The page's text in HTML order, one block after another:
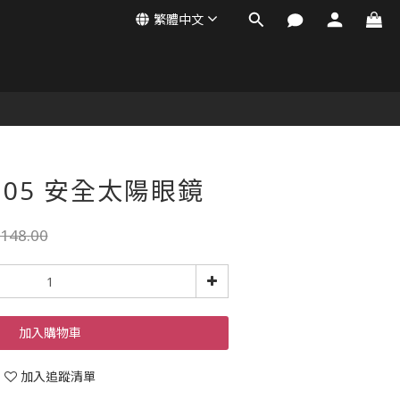
繁體中文
安全太陽眼鏡
加入購物車
加入追蹤清單